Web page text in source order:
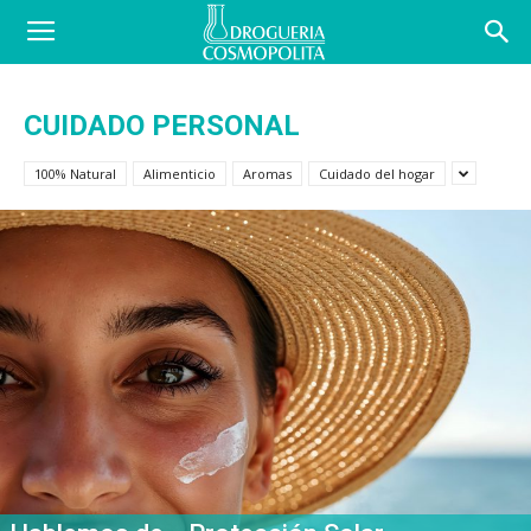
COSBLOG
CUIDADO PERSONAL
100% Natural Alimenticio Aromas Cuidado del hogar